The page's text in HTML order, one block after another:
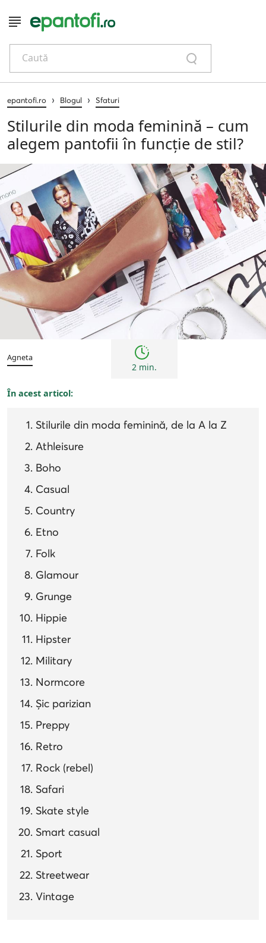
Caută
epantofi.ro › Blogul › Sfaturi
Stilurile din moda feminină – cum
alegem pantofii în funcție de stil?
Sfaturi
Agneta
2 min.
În acest articol:
Stilurile din moda feminină, de la A la Z
Athleisure
Boho
Casual
Country
Etno
Folk
Glamour
Grunge
Hippie
Hipster
Military
Normcore
Șic parizian
Preppy
Retro
Rock (rebel)
Safari
Skate style
Smart casual
Sport
Streetwear
Vintage